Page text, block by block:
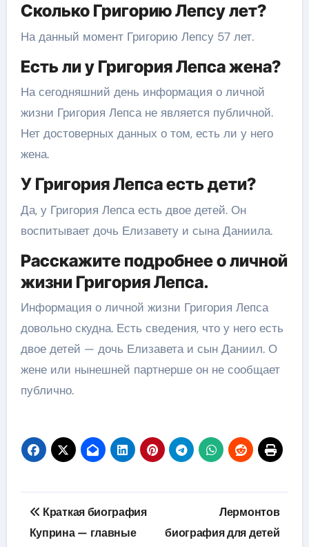
Сколько Григорию Лепсу лет?
На данный момент Григорию Лепсу 57 лет.
Есть ли у Григория Лепса жена?
На сегодняшний день информация о личной
жизни Григория Лепса не является публичной.
Нет достоверных данных о том, есть ли у него
жена.
У Григория Лепса есть дети?
Да, у Григория Лепса есть двое детей. Он
воспитывает дочь Елизавету и сына Даниила.
Расскажите подробнее о личной
жизни Григория Лепса.
Информация о личной жизни Григория Лепса
довольно скудна. Есть сведения, что у него есть
двое детей — дочь Елизавета и сын Даниил. О
жене или нынешней партнерше он не сообщает
публично.
Навигация
по
Краткая биография
Куприна — главные
Лермонтов
биография для детей